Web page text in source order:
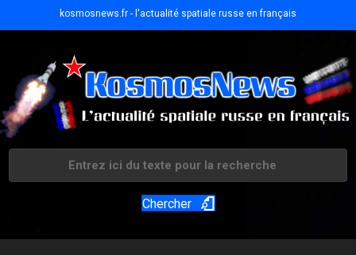
kosmosnews.fr - l'actualité spatiale russe en français
Chercher